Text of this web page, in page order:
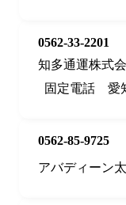
0562-33-2201
知多通運株式
固定電話
愛
0562-85-9725
アバディーン